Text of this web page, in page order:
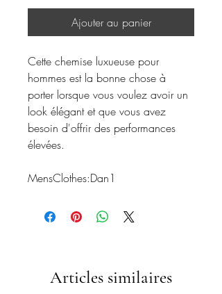
Ajouter au panier
Cette chemise luxueuse pour
hommes est la bonne chose à
porter lorsque vous voulez avoir un
look élégant et que vous avez
besoin d'offrir des performances
élevées.
MensClothes:Dan1
Articles similaires